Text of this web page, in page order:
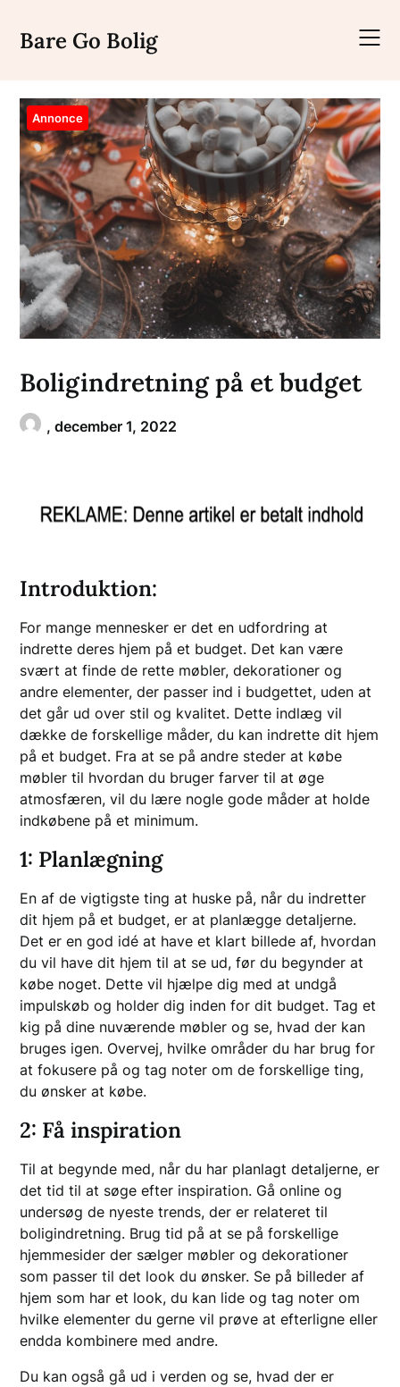
content
Bare Go Bolig
Annonce
Boligindretning på et budget
,december 1, 2022
Introduktion:
For mange mennesker er det en udfordring at
indrette deres hjem på et budget. Det kan være
svært at finde de rette møbler, dekorationer og
andre elementer, der passer ind i budgettet, uden at
det går ud over stil og kvalitet. Dette indlæg vil
dække de forskellige måder, du kan indrette dit hjem
på et budget. Fra at se på andre steder at købe
møbler til hvordan du bruger farver til at øge
atmosfæren, vil du lære nogle gode måder at holde
indkøbene på et minimum.
1: Planlægning
En af de vigtigste ting at huske på, når du indretter
dit hjem på et budget, er at planlægge detaljerne.
Det er en god idé at have et klart billede af, hvordan
du vil have dit hjem til at se ud, før du begynder at
købe noget. Dette vil hjælpe dig med at undgå
impulskøb og holder dig inden for dit budget. Tag et
kig på dine nuværende møbler og se, hvad der kan
bruges igen. Overvej, hvilke områder du har brug for
at fokusere på og tag noter om de forskellige ting,
du ønsker at købe.
2: Få inspiration
Til at begynde med, når du har planlagt detaljerne, er
det tid til at søge efter inspiration. Gå online og
undersøg de nyeste trends, der er relateret til
boligindretning. Brug tid på at se på forskellige
hjemmesider der sælger møbler og dekorationer
som passer til det look du ønsker. Se på billeder af
hjem som har et look, du kan lide og tag noter om
hvilke elementer du gerne vil prøve at efterligne eller
endda kombinere med andre.
Du kan også gå ud i verden og se, hvad der er